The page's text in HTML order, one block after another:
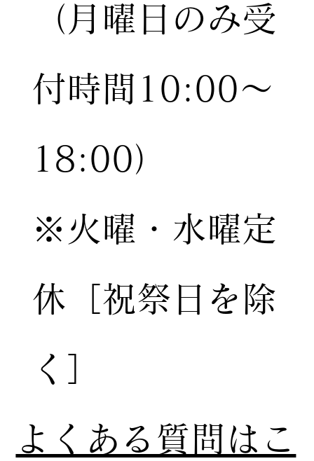
（月曜日のみ受
付時間10:00〜
18:00）
※火曜・水曜定
休［祝祭日を除
く］
​よくある質問はこ